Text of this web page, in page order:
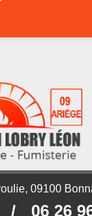
09100
/ 06 26